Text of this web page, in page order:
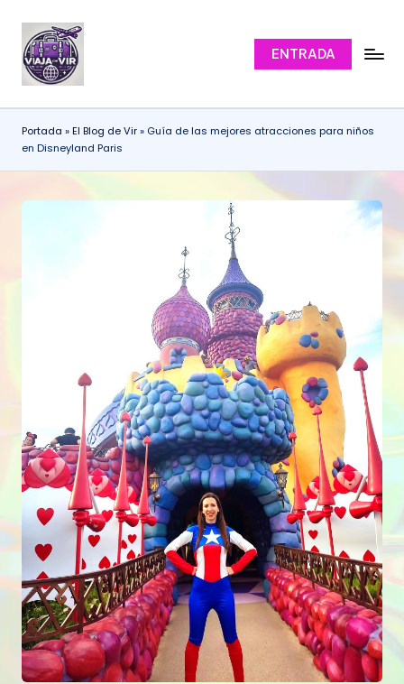
Saltar
contenido
ENTRADA
V
a
j
El
Blog
de
Viajes
de
Vir
Portada »El Blog de Vir» Guía de las mejores atracciones para niños
en Disneyland Paris